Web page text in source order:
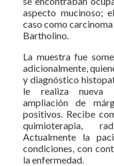
aspecto mucinoso;
caso como
Bartholino.
La muestra fue
adicionalmente,
y diagnóstico
le realiza nueva
ampliación de
positivos. Recibe
quimioterapia,
Actualmente la
condiciones, con
la enfermedad.